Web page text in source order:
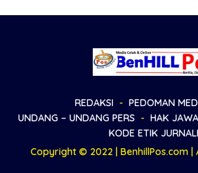
REDAKSI
PEDOMAN
UNDANG – UNDANG PERS
HAK
KODE ETIK
Copyright © 2022 | BenhillPos.com |